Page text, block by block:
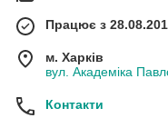
Працює з
м. Харків
вул. Академіка
Контакти